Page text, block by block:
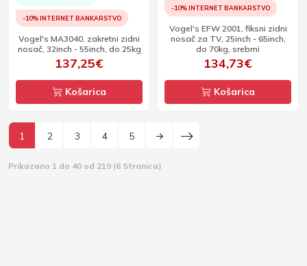
-10% INTERNET BANKARSTVO
Vogel's MA3040, zakretni zidni
nosač, 32inch - 55inch, do 25kg
137,25€
Košarica
-10% INTERNET BANKARSTVO
Vogel's EFW 2001, fiksni zidni
nosač za TV, 25inch - 65inch,
do 70kg, srebrni
134,73€
Košarica
1 2 3 4 5
Prikazano 1 do 40 od 219 (6 Stranica)